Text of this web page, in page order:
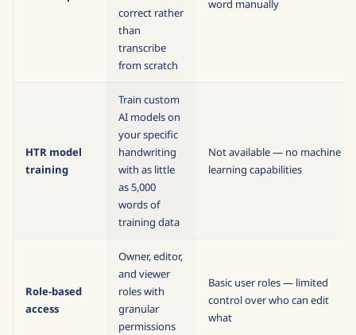
correct rather
than
transcribe
from scratch
word manually
HTR model
training
Train custom
AI models on
your specific
handwriting
with as little
as 5,000
words of
training data
Not available — no machine
learning capabilities
Role-based
access
Owner, editor,
and viewer
roles with
granular
permissions
Basic user roles — limited
control over who can edit
what